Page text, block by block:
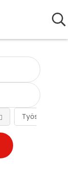
Työsuhteen